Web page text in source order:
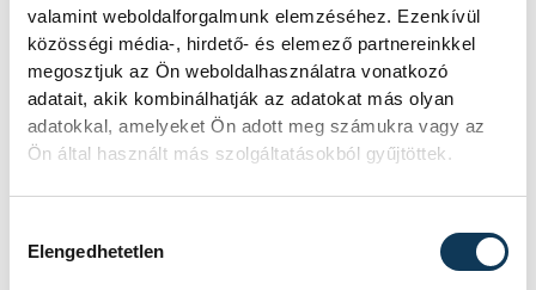
valamint weboldalforgalmunk elemzéséhez. Ezenkívül
közösségi média-, hirdető- és elemező partnereinkkel
megosztjuk az Ön weboldalhasználatra vonatkozó
adatait, akik kombinálhatják az adatokat más olyan
adatokkal, amelyeket Ön adott meg számukra vagy az
Ön által használt más szolgáltatásokból gyűjtöttek.
Elengedhetetlen
társulatot, egy alkotó közösséget, akik
saját tartalmakat fejlesztenek, amiket
aztán értékesíteni lehet a világban
Párizsban meg Japánban is.